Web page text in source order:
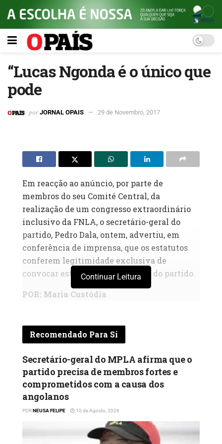
“Lucas Ngonda é o único que
pode
por JORNAL OPAIS 29 de Novembro, 2017
Em reacção ao anúncio, por parte de
membros do seu Comité Central, da
realização de um congresso extraordinário
inclusivo da FNLA, o secretário-geral do
partido, Pedro Dala, ontem, advertiu, em
conferência de imprensa, que os estatutos
conferem legitimidade exclusiva de
convocar este acto ao presidente do partido.
POR: Maria Custódia
Libertação de Angola (FNLA), Pedro Dala,
assegurou, ontem, em Luanda, que têm sido
alvo de várias manobras de desestabilização
por parte de alguns antigos dirigentes que
estão suspensos das suas actividades por
razões disciplinares, um facto que tem
manchado o bom nome do partido e a sua
Avisou ainda que a direcção do partido
Continuar Leitura
Recomendado Para Si
Secretário-geral do MPLA afirma que o
partido precisa de membros fortes e
comprometidos com a causa dos
angolanos
POR NEUSA FELIPE 10 de Agosto, 2026